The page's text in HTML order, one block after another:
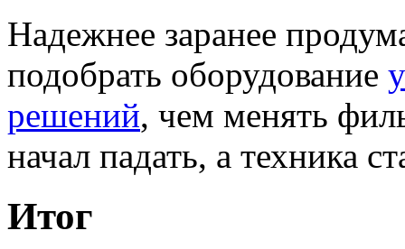
Надежнее заранее
подобрать оборудование
решений, чем менять
начал падать, а техника
Итог